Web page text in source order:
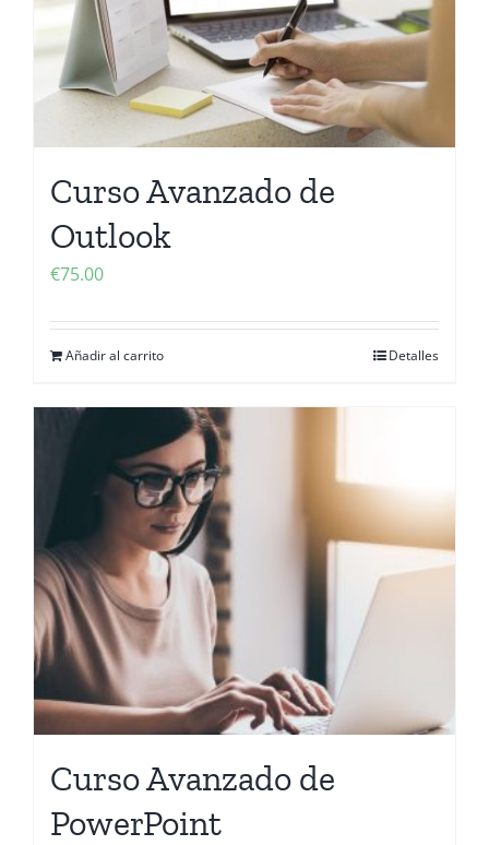
Curso Avanzado de
Outlook
€75.00
Añadir al carrito Detalles
Curso Avanzado de
PowerPoint